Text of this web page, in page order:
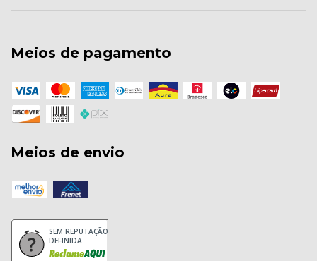
Meios de pagamento
Meios de envio
SEM REPUTAÇÃO
DEFINIDA